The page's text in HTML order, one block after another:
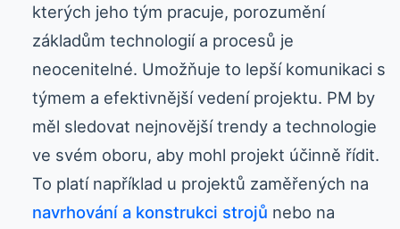
kterých jeho tým pracuje, porozumění
základům technologií a procesů je
neocenitelné. Umožňuje to lepší komunikaci s
týmem a efektivnější vedení projektu. PM by
měl sledovat nejnovější trendy a technologie
ve svém oboru, aby mohl projekt účinně řídit.
To platí například u projektů zaměřených na
navrhování a konstrukci strojů nebo na